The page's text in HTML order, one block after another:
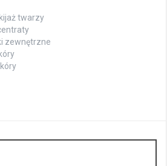
twarzy
zewnętrzne